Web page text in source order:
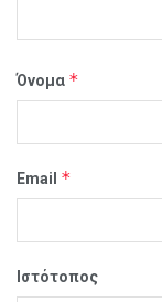
Όνομα *
Email *
Ιστότοπος